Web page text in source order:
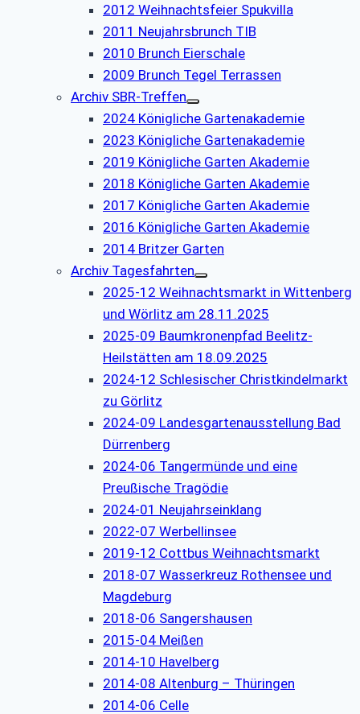
2012 Weihnachtsfeier Spukvilla
2011 Neujahrsbrunch TIB
2010 Brunch Eierschale
2009 Brunch Tegel Terrassen
Archiv SBR-Treffen
2024 Königliche Gartenakademie
2023 Königliche Gartenakademie
2019 Königliche Garten Akademie
2018 Königliche Garten Akademie
2017 Königliche Garten Akademie
2016 Königliche Garten Akademie
2014 Britzer Garten
Archiv Tagesfahrten
2025-12 Weihnachtsmarkt in Wittenberg
und Wörlitz am 28.11.2025
2025-09 Baumkronenpfad Beelitz-
Heilstätten am 18.09.2025
2024-12 Schlesischer Christkindelmarkt
zu Görlitz
2024-09 Landesgartenausstellung Bad
Dürrenberg
2024-06 Tangermünde und eine
Preußische Tragödie
2024-01 Neujahrseinklang
2022-07 Werbellinsee
2019-12 Cottbus Weihnachtsmarkt
2018-07 Wasserkreuz Rothensee und
Magdeburg
2018-06 Sangershausen
2015-04 Meißen
2014-10 Havelberg
2014-08 Altenburg – Thüringen
2014-06 Celle